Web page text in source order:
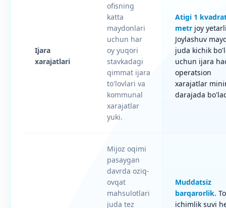
Ijara
xarajatlari
ofisning
katta
maydonlari
uchun har
oy yuqori
stavkadagi
qimmat ijara
to'lovlari va
kommunal
xarajatlar
yuki.
Atigi 1
metr joy
Joylashuv
juda kichik
uchun ijara
operatsion
xarajatlar
darajada
Mijoz oqimi
pasaygan
davrda oziq-
ovqat
mahsulotlari
juda tez
Muddatsiz
barqarorlik.
ichimlik suvi